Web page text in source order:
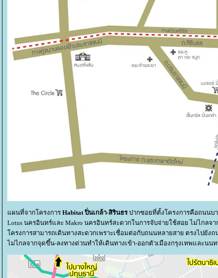
ผนที่จากโครงการ Habitat ปิ่นเกล้า-สิรินธรปากซอยที่ตั้งโครงการคือถนนบ
Lotus นครอินทร์และ Makro นครอินทร์สะดวกในการจับจ่ายใช้สอย ไม่ไกล
ครงการสามารถเดินทางสะดวกเพราะเชื่อมต่อกับถนนหลายสาย ตรงไปยั
ไม่ไกลจากจุดขึ้น-ลงทางด่วนทำให้เดินทางเข้า-ออกตัวเมืองกรุงเทพและนน